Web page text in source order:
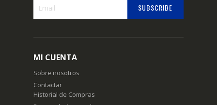
de
noticias:
SUBSCRIBE
MI CUENTA
Sobre nosotros
Contactar
Historial de Compras